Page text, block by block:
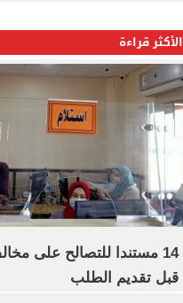
الأكثر قراءة
14 مستندا للتصالح على
قبل تقديم الطلب